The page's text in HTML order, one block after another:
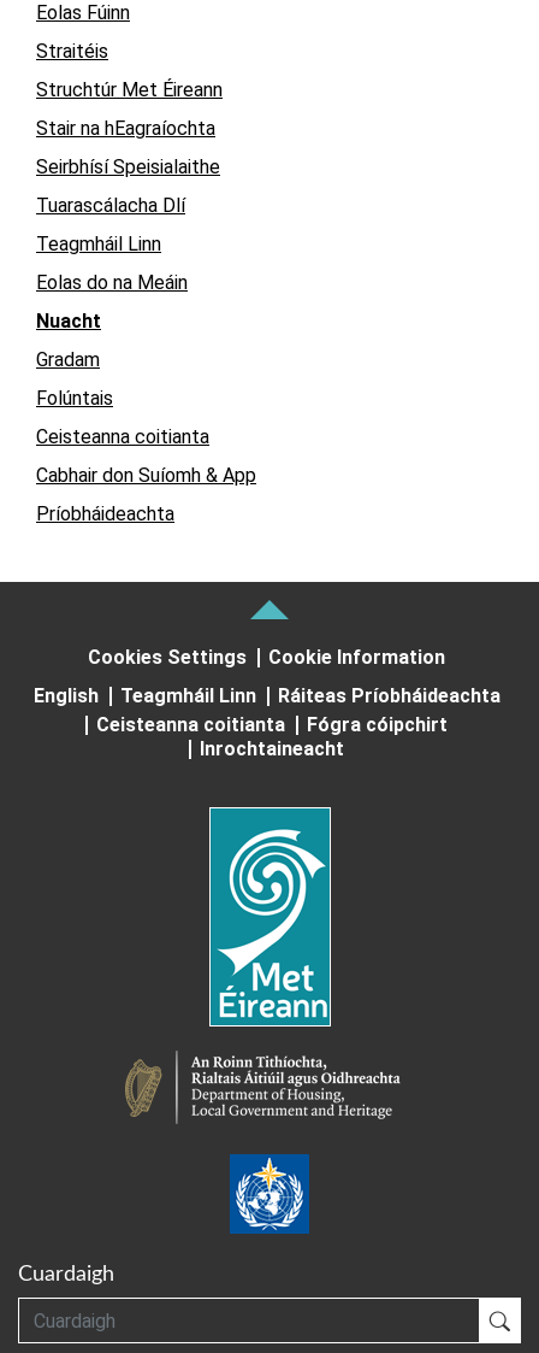
Eolas Fúinn
Straitéis
Struchtúr Met Éireann
Stair na hEagraíochta
Seirbhísí Speisialaithe
Tuarascálacha Dlí
Teagmháil Linn
Eolas do na Meáin
Nuacht
Gradam
Folúntais
Ceisteanna coitianta
Cabhair don Suíomh & App
Príobháideachta
Cookies Settings
Cookie Information
English
Teagmháil Linn
Ráiteas Príobháideachta
Ceisteanna coitianta
Fógra cóipchirt
Inrochtaineacht
Cuardaigh
Cuardaigh